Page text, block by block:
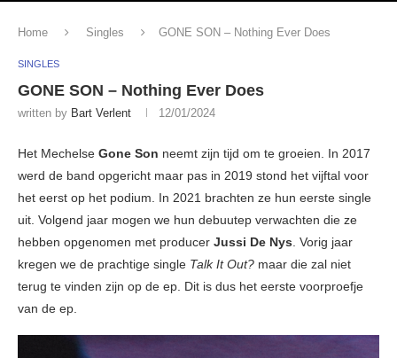
Home Singles GONE SON – Nothing Ever Does
SINGLES
GONE SON – Nothing Ever Does
written by Bart Verlent 12/01/2024
Het Mechelse Gone Son neemt zijn tijd om te groeien. In 2017
werd de band opgericht maar pas in 2019 stond het vijftal voor
het eerst op het podium. In 2021 brachten ze hun eerste single
uit. Volgend jaar mogen we hun debuutep verwachten die ze
hebben opgenomen met producer Jussi De Nys. Vorig jaar
kregen we de prachtige single Talk It Out? maar die zal niet
terug te vinden zijn op de ep. Dit is dus het eerste voorproefje
van de ep.